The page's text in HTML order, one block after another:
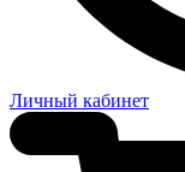
Личный кабинет